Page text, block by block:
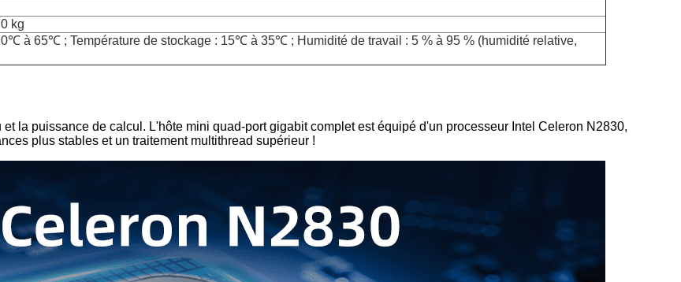
kg
à 65℃ ; Température de stockage : 15℃ à 35℃ ; Humidité de travail : 5 % à 95 % (humidité relative,
la puissance de calcul. L'hôte mini quad-port gigabit complet est équipé d'un processeur Intel Celeron N2830,
plus stables et un traitement multithread supérieur !